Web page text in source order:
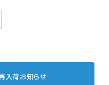
入荷お知らせ